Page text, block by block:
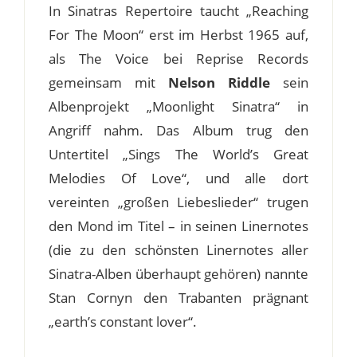
In Sinatras Repertoire taucht „Reaching
For The Moon“ erst im Herbst 1965 auf,
als The Voice bei Reprise Records
gemeinsam mit Nelson Riddle sein
Albenprojekt „Moonlight Sinatra“ in
Angriff nahm. Das Album trug den
Untertitel „Sings The World’s Great
Melodies Of Love“, und alle dort
vereinten „großen Liebeslieder“ trugen
den Mond im Titel – in seinen Linernotes
(die zu den schönsten Linernotes aller
Sinatra-Alben überhaupt gehören) nannte
Stan Cornyn den Trabanten prägnant
„earth’s constant lover“.